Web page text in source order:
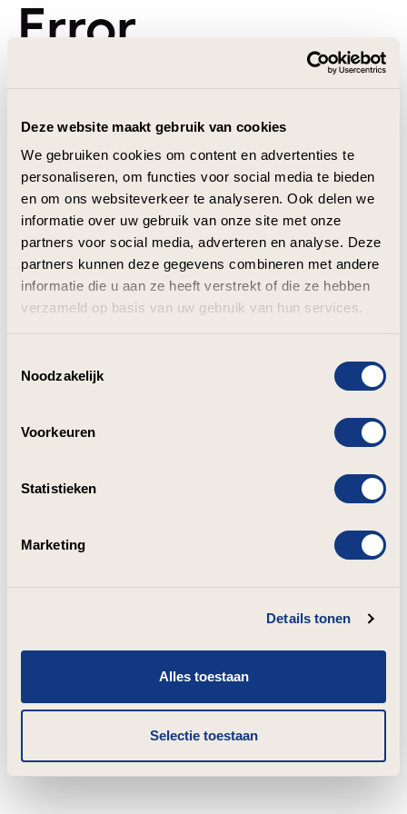
Deze website maakt gebruik van cookies
We gebruiken cookies om content en advertenties te
personaliseren, om functies voor social media te bieden
en om ons websiteverkeer te analyseren. Ook delen we
informatie over uw gebruik van onze site met onze
partners voor social media, adverteren en analyse. Deze
partners kunnen deze gegevens combineren met andere
informatie die u aan ze heeft verstrekt of die ze hebben
verzameld op basis van uw gebruik van hun services.
Noodzakelijk
Voorkeuren
Statistieken
Marketing
Details tonen
Alles toestaan
Selectie toestaan
Error